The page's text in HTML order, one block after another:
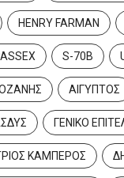
HENRY FARMAN
S-70B
ΑΙΓΥΠΤΟΣ
ΓΕΝΙΚΟ
ΚΑΜΠΕΡΟΣ